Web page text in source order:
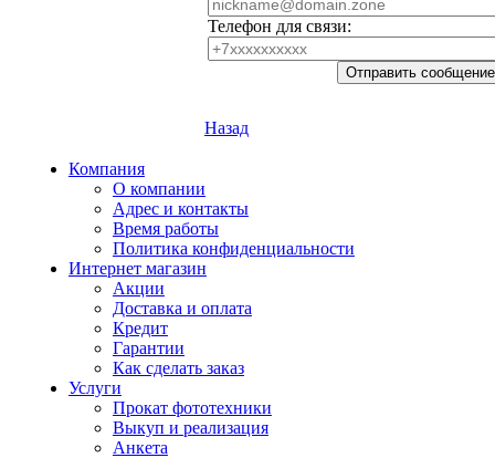
Телефон для связи:
Назад
Компания
О компании
Адрес и контакты
Время работы
Политика конфиденциальности
Интернет магазин
Акции
Доставка и оплата
Кредит
Гарантии
Как сделать заказ
Услуги
Прокат фототехники
Выкуп и реализация
Анкета